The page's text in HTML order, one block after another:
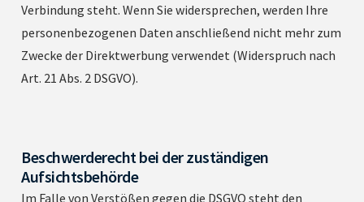
Verbindung steht. Wenn Sie widersprechen, werden Ihre
personenbezogenen Daten anschließend nicht mehr zum
Zwecke der Direktwerbung verwendet (Widerspruch nach
Art. 21 Abs. 2 DSGVO).
Beschwerderecht bei der zuständigen
Aufsichtsbehörde
Im Falle von Verstößen gegen die DSGVO steht den